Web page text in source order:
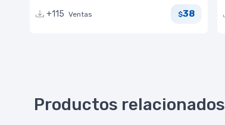
+115 Ventas $38
Productos relacionados